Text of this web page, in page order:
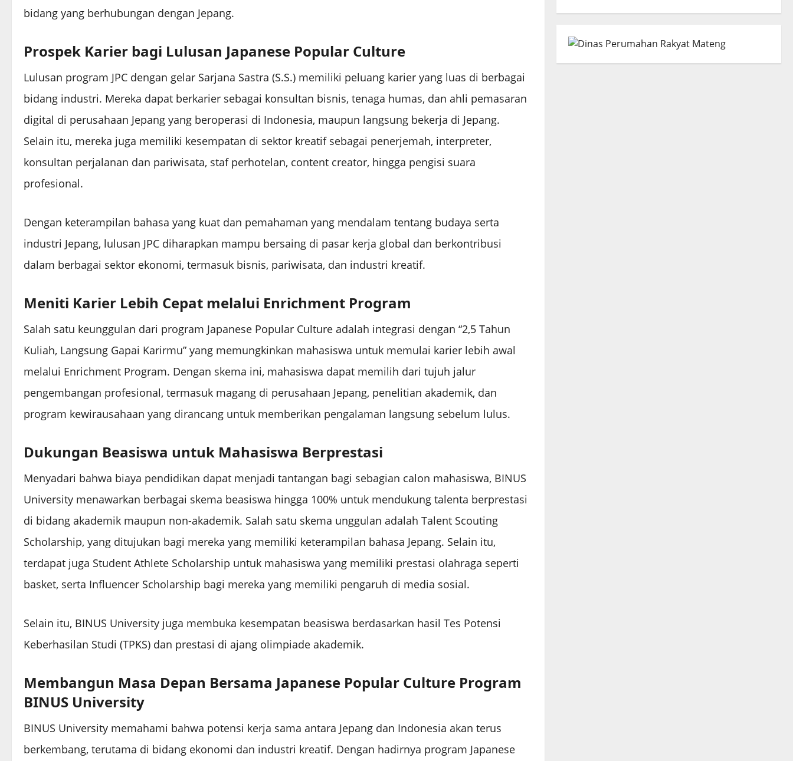
bidang yang berhubungan dengan Jepang.
Prospek Karier bagi Lulusan Japanese Popular Culture
Lulusan program JPC dengan gelar Sarjana Sastra (S.S.) memiliki peluang karier yang luas di berbagai
bidang industri. Mereka dapat berkarier sebagai konsultan bisnis, tenaga humas, dan ahli pemasaran
digital di perusahaan Jepang yang beroperasi di Indonesia, maupun langsung bekerja di Jepang.
Selain itu, mereka juga memiliki kesempatan di sektor kreatif sebagai penerjemah, interpreter,
konsultan perjalanan dan pariwisata, staf perhotelan, content creator, hingga pengisi suara
profesional.
Dengan keterampilan bahasa yang kuat dan pemahaman yang mendalam tentang budaya serta
industri Jepang, lulusan JPC diharapkan mampu bersaing di pasar kerja global dan berkontribusi
dalam berbagai sektor ekonomi, termasuk bisnis, pariwisata, dan industri kreatif.
Meniti Karier Lebih Cepat melalui Enrichment Program
Salah satu keunggulan dari program Japanese Popular Culture adalah integrasi dengan “2,5 Tahun
Kuliah, Langsung Gapai Karirmu” yang memungkinkan mahasiswa untuk memulai karier lebih awal
melalui Enrichment Program. Dengan skema ini, mahasiswa dapat memilih dari tujuh jalur
pengembangan profesional, termasuk magang di perusahaan Jepang, penelitian akademik, dan
program kewirausahaan yang dirancang untuk memberikan pengalaman langsung sebelum lulus.
Dukungan Beasiswa untuk Mahasiswa Berprestasi
Menyadari bahwa biaya pendidikan dapat menjadi tantangan bagi sebagian calon mahasiswa, BINUS
University menawarkan berbagai skema beasiswa hingga 100% untuk mendukung talenta berprestasi
di bidang akademik maupun non-akademik. Salah satu skema unggulan adalah Talent Scouting
Scholarship, yang ditujukan bagi mereka yang memiliki keterampilan bahasa Jepang. Selain itu,
terdapat juga Student Athlete Scholarship untuk mahasiswa yang memiliki prestasi olahraga seperti
basket, serta Influencer Scholarship bagi mereka yang memiliki pengaruh di media sosial.
Selain itu, BINUS University juga membuka kesempatan beasiswa berdasarkan hasil Tes Potensi
Keberhasilan Studi (TPKS) dan prestasi di ajang olimpiade akademik.
Membangun Masa Depan Bersama Japanese Popular Culture Program
BINUS University
BINUS University memahami bahwa potensi kerja sama antara Jepang dan Indonesia akan terus
berkembang, terutama di bidang ekonomi dan industri kreatif. Dengan hadirnya program Japanese